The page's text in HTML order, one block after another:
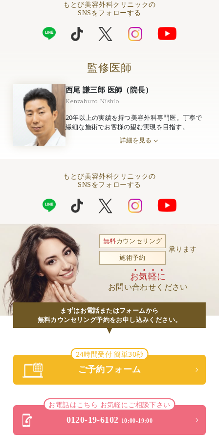
もとび美容外科クリニックの
SNSをフォローする
監修医師
西尾 謙三郎 医師（院長）
Kenzaburo Nishio
20年以上の実績を持つ美容外科専門医。丁寧で
繊細な施術でお客様の望む実現を目指す。
詳細を見る
もとび美容外科クリニックの
SNSをフォローする
無料カウンセリング
施術予約
承ります
お気軽に
お問い合わせください
まずはお電話またはフォームから
無料カウンセリング予約をお申し込みください。
24時間受付 簡単30秒
ご予約フォーム
お電話はこちら お気軽にご相談下さい
0120-19-6102 10:00-19:00